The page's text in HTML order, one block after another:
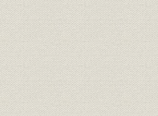
主要製品生産実績 艦艇用蒸気タ
ービン(巡航タービン‐長崎造船
所)
昭和30年5
主要製品生産実績 水力タービン
(長崎造船所)
昭和29年2
主要製品生産実績 ディーゼル機